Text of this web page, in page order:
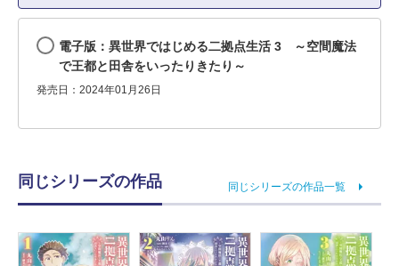
電子版：異世界ではじめる二拠点生活 3 ～空間魔法
で王都と田舎をいったりきたり～
発売日：2024年01月26日
同じシリーズの作品 同じシリーズの作品一覧